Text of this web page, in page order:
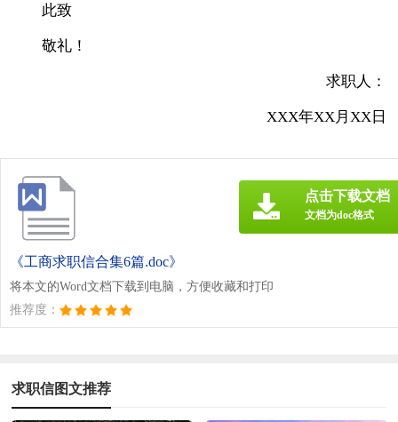
此致
敬礼！
求职人：
XXX年XX月XX日
《工商求职信合集6篇.doc》
将本文的Word文档下载到电脑，方便收藏和打印
推荐度：
点击下载文档
文档为doc格式
求职信图文推荐